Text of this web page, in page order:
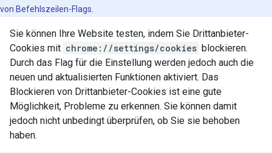
von Befehlszeilen-Flags.
Sie können Ihre Website testen, indem Sie Drittanbieter-
Cookies mit chrome://settings/cookies blockieren.
Durch das Flag für die Einstellung werden jedoch auch die
neuen und aktualisierten Funktionen aktiviert. Das
Blockieren von Drittanbieter-Cookies ist eine gute
Möglichkeit, Probleme zu erkennen. Sie können damit
jedoch nicht unbedingt überprüfen, ob Sie sie behoben
haben.